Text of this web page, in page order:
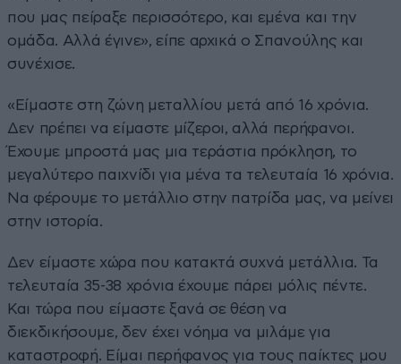
που μας πείραξε περισσότερο, και εμένα και την
ομάδα. Αλλά έγινε», είπε αρχικά ο Σπανούλης και
συνέχισε.
«Είμαστε στη ζώνη μεταλλίου μετά από 16 χρόνια.
Δεν πρέπει να είμαστε μίζεροι, αλλά περήφανοι.
Έχουμε μπροστά μας μια τεράστια πρόκληση, το
μεγαλύτερο παιχνίδι για μένα τα τελευταία 16 χρόνια.
Να φέρουμε το μετάλλιο στην πατρίδα μας, να μείνει
στην ιστορία.
Δεν είμαστε χώρα που κατακτά συχνά μετάλλια. Τα
τελευταία 35-38 χρόνια έχουμε πάρει μόλις πέντε.
Και τώρα που είμαστε ξανά σε θέση να
διεκδικήσουμε, δεν έχει νόημα να μιλάμε για
καταστροφή. Είμαι περήφανος για τους παίκτες μου